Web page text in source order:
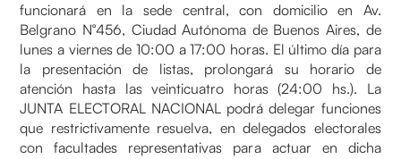
funcionará en la sede central, con domicilio en Av.
Belgrano N°456, Ciudad Autónoma de Buenos Aires, de
lunes a viernes de 10:00 a 17:00 horas. El último día para
la presentación de listas, prolongará su horario de
atención hasta las veinticuatro horas (24:00 hs.). La
JUNTA ELECTORAL NACIONAL podrá delegar funciones
que restrictivamente resuelva, en delegados electorales
con facultades representativas para actuar en dicha